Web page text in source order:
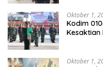
Oktober 1,
Kodim
Kesaktian
Oktober 1,